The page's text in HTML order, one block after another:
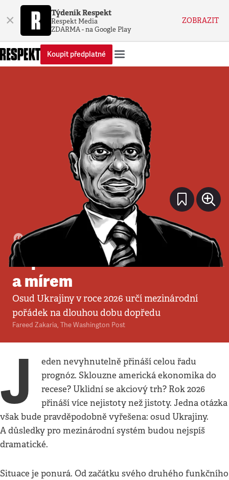
× Týdeník Respekt
Respekt Media
ZDARMA - na Google Play
ZOBRAZIT
Koupit předplatné
Komentář minuty
Západní volba mezi mírem
a mírem
Osud Ukrajiny v roce 2026 určí mezinárodní
pořádek na dlouhou dobu dopředu
Fareed Zakaria, The Washington Post
J
eden nevyhnutelně přináší celou řadu
prognóz. Sklouzne americká ekonomika do
recese? Uklidní se akciový trh? Rok 2026
přináší více nejistoty než jistoty. Jedna otázka
však bude pravděpodobně vyřešena: osud Ukrajiny.
A důsledky pro mezinárodní systém budou nejspíš
dramatické.
Situace je ponurá. Od začátku svého druhého funkčního